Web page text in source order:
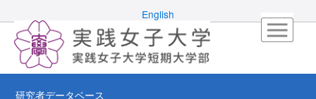
English
研究者データベース